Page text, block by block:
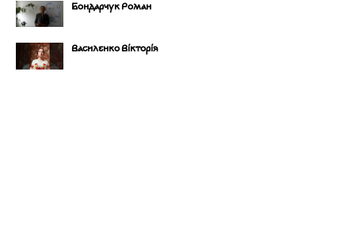
Бондарчук Роман
Василенко Вікторія